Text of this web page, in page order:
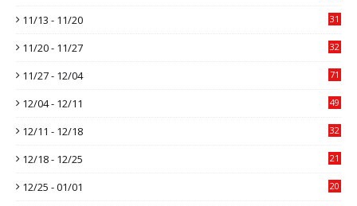
11/13 - 11/20 31
11/20 - 11/27 32
11/27 - 12/04 71
12/04 - 12/11 49
12/11 - 12/18 32
12/18 - 12/25 21
12/25 - 01/01 20